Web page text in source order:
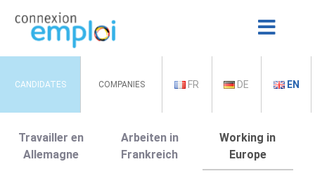
CANDIDATES COMPANIES FR DE EN
Travailler en
Allemagne
Arbeiten in
Frankreich
Working in
Europe